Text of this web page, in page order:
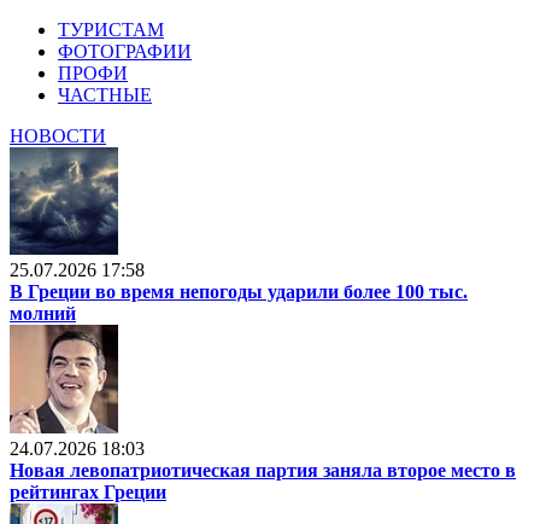
ТУРИСТАМ
ФОТОГРАФИИ
ПРОФИ
ЧАСТНЫЕ
НОВОСТИ
25.07.2026 17:58
В Греции во время непогоды ударили более 100 тыс.
молний
24.07.2026 18:03
Новая левопатриотическая партия заняла второе место в
рейтингах Греции